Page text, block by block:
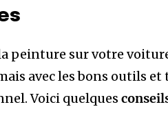
peinture sur votre
avec les bons outils
Voici quelques